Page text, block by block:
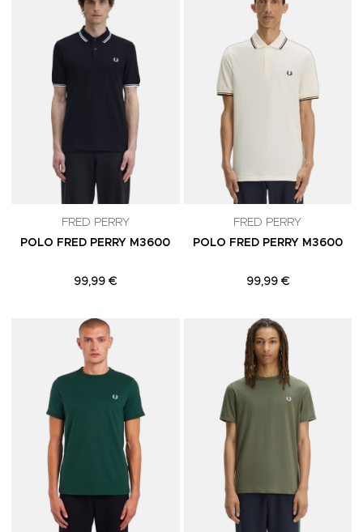
FRED PERRY
POLO FRED PERRY M3600
99,99 €
FRED PERRY
POLO FRED PERRY M3600
99,99 €
Adicionar aos Favoritos